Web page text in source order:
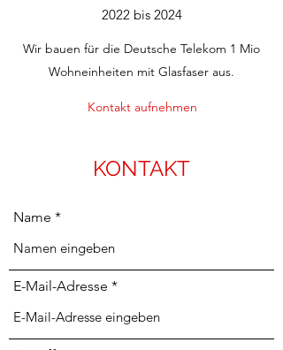
2022 bis 2024
Wir bauen für die Deutsche Telekom 1 Mio
Wohneinheiten mit Glasfaser aus.
Kontakt aufnehmen
KONTAKT
Name
E-Mail-Adresse